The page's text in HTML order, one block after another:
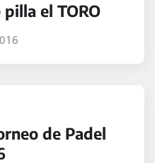
el TORO
de Padel